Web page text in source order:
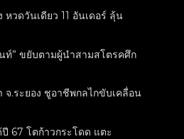
หวดวันเดียว 11 อันเดอร์ ลุ้น
ท์” ขยับตามผู้นำสามสโตรคศึก
จ.ระยอง ชูอาชีพกลไกขับเคลื่อน
ปี 67 โตก้าวกระโดด แตะ